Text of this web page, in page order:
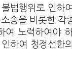
법행위로 인하
송을 비롯한 각
여 노력하여야
하여 청정선한